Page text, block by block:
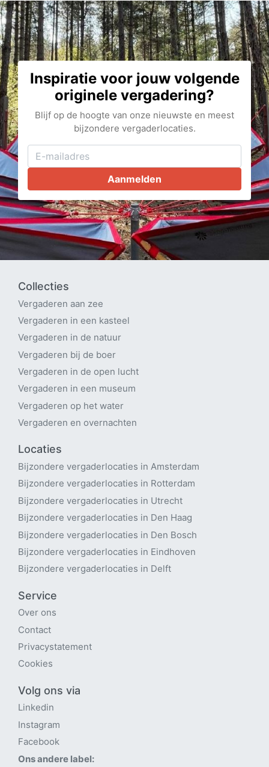
Inspiratie voor jouw volgende
originele vergadering?
Blijf op de hoogte van onze nieuwste en meest
bijzondere vergaderlocaties.
Collecties
Vergaderen aan zee
Vergaderen in een kasteel
Vergaderen in de natuur
Vergaderen bij de boer
Vergaderen in de open lucht
Vergaderen in een museum
Vergaderen op het water
Vergaderen en overnachten
Locaties
Bijzondere vergaderlocaties in Amsterdam
Bijzondere vergaderlocaties in Rotterdam
Bijzondere vergaderlocaties in Utrecht
Bijzondere vergaderlocaties in Den Haag
Bijzondere vergaderlocaties in Den Bosch
Bijzondere vergaderlocaties in Eindhoven
Bijzondere vergaderlocaties in Delft
Service
Over ons
Contact
Privacystatement
Cookies
Volg ons via
Linkedin
Instagram
Facebook
Ons andere label: